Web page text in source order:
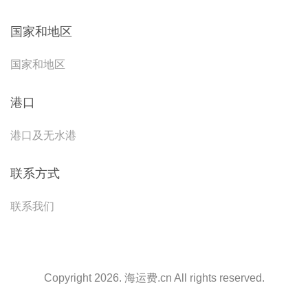
国家和地区
国家和地区
港口
港口及无水港
联系方式
联系我们
Copyright 2026. 海运费.cn All rights reserved.